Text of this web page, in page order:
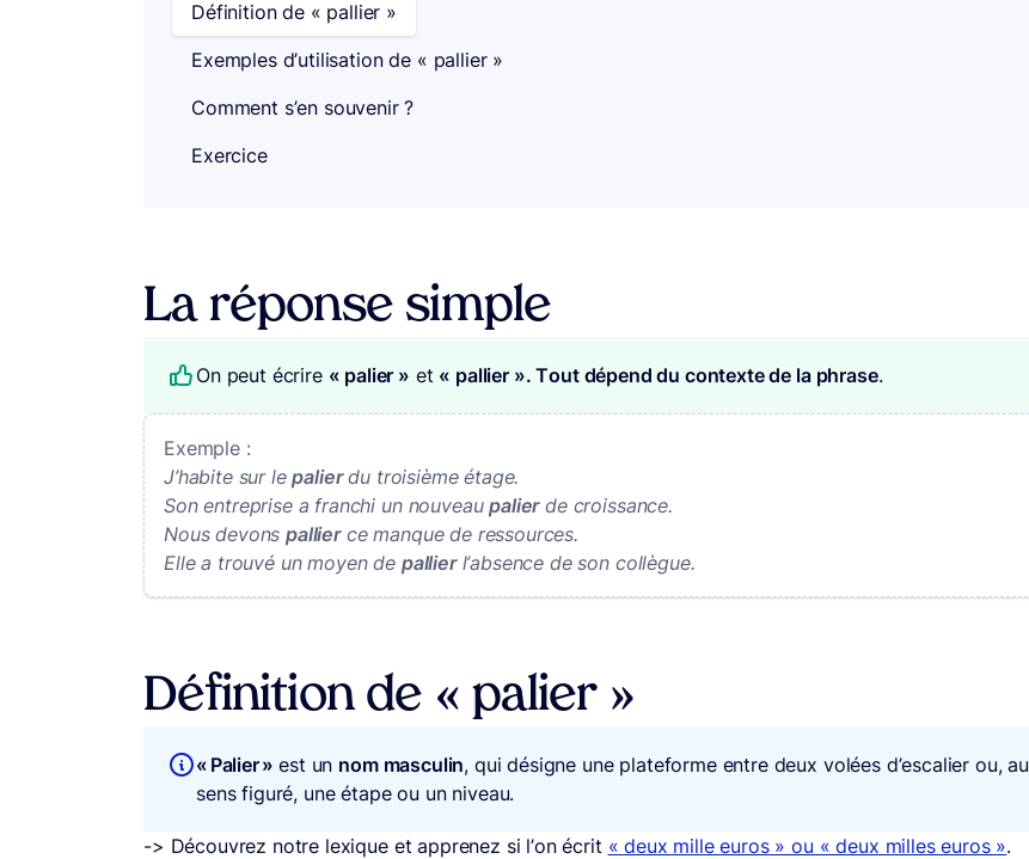
Définition de « pallier »
Exemples d’utilisation de « pallier »
Comment s’en souvenir ?
Exercice
La réponse simple
On peut écrire « palier » et « pallier ». Tout dépend du contexte de la phrase.
Exemple :
J’habite sur lepalierdu troisième étage.
Son entreprise a franchi un nouveaupalierde croissance.
Nous devonspallierce manque de ressources.
Elle a trouvé un moyen de pallierl’absence de son collègue.
Définition de « palier »
« Palier » est un nom masculin, qui désigne une plateforme entre deux volées d’escalier ou, au
sens figuré, une étape ou un niveau.
-> Découvrez notre lexique et apprenez si l’on écrit « deux mille euros » ou « deux milles euros ».